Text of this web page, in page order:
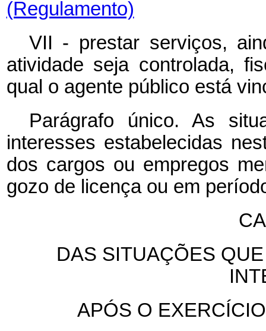
(Regulamento)
VII - prestar serviços,
atividade seja controlada,
qual o agente público está
Parágrafo único. As
interesses estabelecidas
dos cargos ou empregos
gozo de licença ou em
DAS SITUAÇÕES
APÓS O